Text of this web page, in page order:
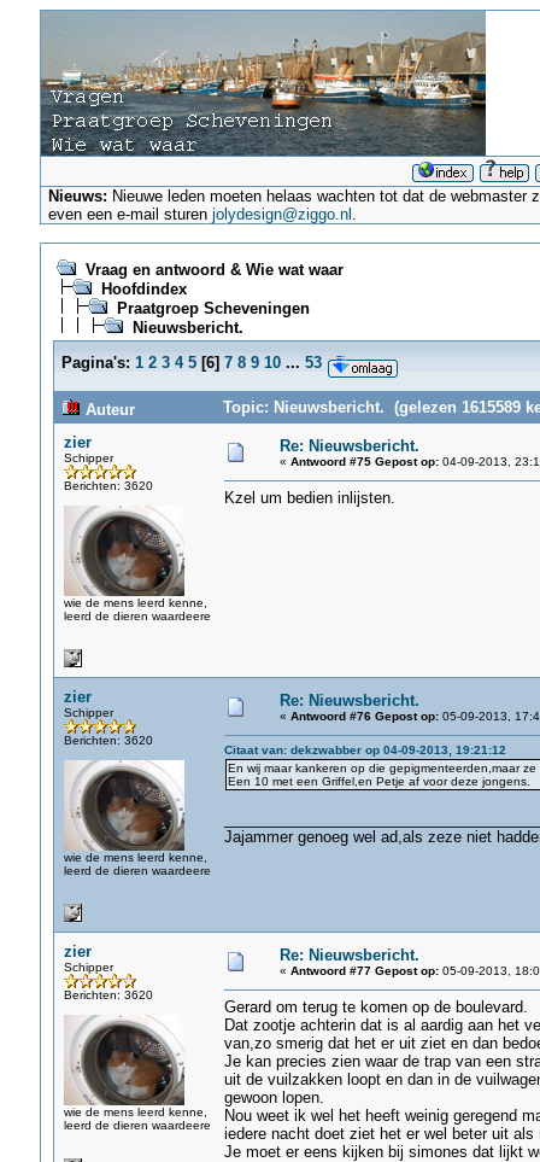
Nieuws: Nieuwe leden moeten helaas wachten tot dat de
even een e-mail sturenjolydesign@ziggo.nl .
Vraag en antwoord & Wie wat waar
Hoofdindex
Praatgroep Scheveningen
Nieuwsbericht.
Pagina's: 1 2 3 4 5[6] 7 8 9 10 ... 53
Auteur
Topic: Nieuwsbericht. (gelezen 1615589
zier
Schipper
Berichten: 3620
wie de mens leerd kenne,
leerd de dieren waardeere
Re: Nieuwsbericht.
« Antwoord #75 Gepost op:04-09-2013,
Kzel um bedien inlijsten.
zier
Schipper
Berichten: 3620
wie de mens leerd kenne,
leerd de dieren waardeere
Re: Nieuwsbericht.
« Antwoord #76 Gepost op:05-09-2013,
Citaat van: dekzwabber op 04-09-2013, 19:21:12
En wij maar kankeren op die gepigmenteerden,maar
Een 10 met een Griffel,en Petje af voor deze jongens.
Jajammer genoeg wel ad,als zeze niet
zier
Schipper
Berichten: 3620
wie de mens leerd kenne,
leerd de dieren waardeere
Re: Nieuwsbericht.
« Antwoord #77 Gepost op:05-09-2013,
Gerard om terug te komen op de boulevard.
Dat zootje achterin dat is al aardig aan het
van,zo smerig dat het er uit ziet en dan
Je kan precies zien waar de trap van een
uit de vuilzakken loopt en dan in de
gewoon lopen.
Nou weet ik wel het heeft weinig geregend
iedere nacht doet ziet het er wel beter uit als
Je moet er eens kijken bij simones dat lijkt